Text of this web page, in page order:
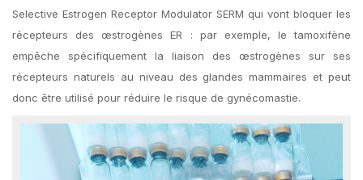
Selective Estrogen Receptor Modulator SERM qui vont bloquer les
récepteurs des œstrogènes ER : par exemple, le tamoxifène
empêche spécifiquement la liaison des œstrogènes sur ses
récepteurs naturels au niveau des glandes mammaires et peut
donc être utilisé pour réduire le risque de gynécomastie.